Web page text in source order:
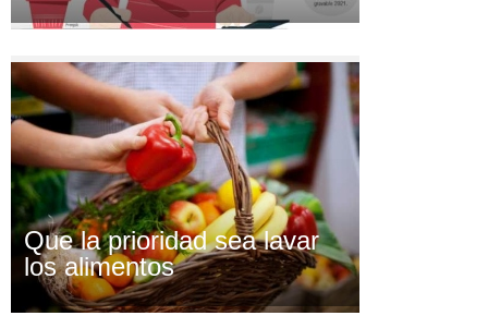
Que la prioridad sea lavar
los alimentos